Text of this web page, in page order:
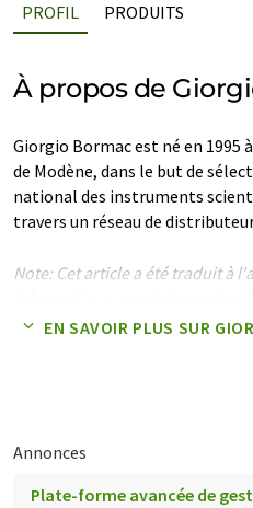
PROFIL PRODUITS
À propos de
Giorgio Bormac est né en 1995
de Modène, dans le but de
national des instruments
travers un réseau de
Note: Cet article a été traduit à
ces traductions automatiques
EN SAVOIR PLUS SUR
Annonces
Plate-forme avancée de